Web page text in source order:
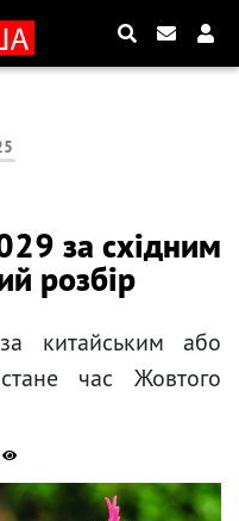
за східним
розбір
китайським або
час Жовтого